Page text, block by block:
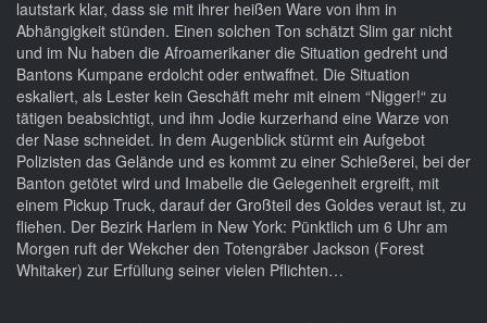
lautstark klar, dass sie mit ihrer heißen Ware von ihm in
Abhängigkeit stünden. Einen solchen Ton schätzt Slim gar nicht
und im Nu haben die Afroamerikaner die Situation gedreht und
Bantons Kumpane erdolcht oder entwaffnet. Die Situation
eskaliert, als Lester kein Geschäft mehr mit einem “Nigger!“ zu
tätigen beabsichtigt, und ihm Jodie kurzerhand eine Warze von
der Nase schneidet. In dem Augenblick stürmt ein Aufgebot
Polizisten das Gelände und es kommt zu einer Schießerei, bei der
Banton getötet wird und Imabelle die Gelegenheit ergreift, mit
einem Pickup Truck, darauf der Großteil des Goldes veraut ist, zu
fliehen. Der Bezirk Harlem in New York: Pünktlich um 6 Uhr am
Morgen ruft der Wekcher den Totengräber Jackson (Forest
Whitaker) zur Erfüllung seiner vielen Pflichten…